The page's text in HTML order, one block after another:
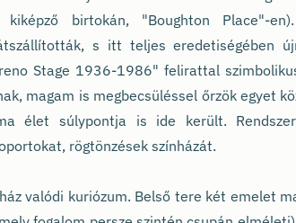
kiképző birtokán, "Boughton Place"-
s itt teljes eredetiségében
Stage 1936-1986" felirattal
magam is megbecsüléssel őrzök egyet
élet súlypontja is ide került.
rögtönzések színházát.
valódi kuriózum. Belső tere két emelet